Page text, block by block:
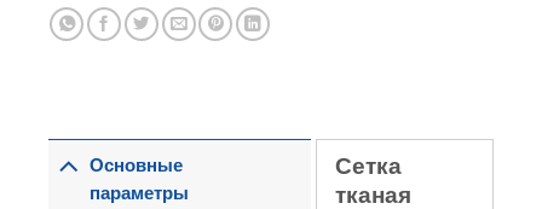
Сетка
тканая
Основные
параметры